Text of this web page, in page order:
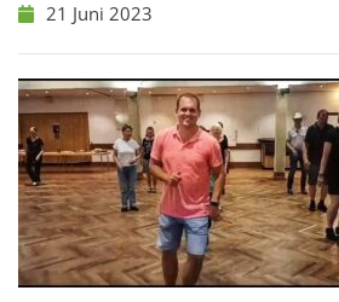
21 Juni 2023